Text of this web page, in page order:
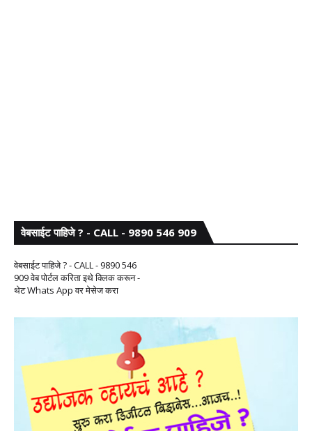
वेबसाईट पाहिजे ? - CALL - 9890 546 909
वेबसाईट पाहिजे ? - CALL - 9890 546
909 वेब पोर्टल करिता इथे क्लिक करून -
थेट Whats App वर मेसेज करा